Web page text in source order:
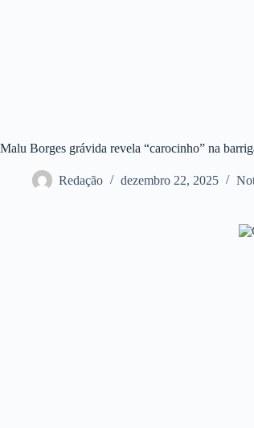
Malu Borges grávida revela “carocinho” na
Redação dezembro 22, 2025